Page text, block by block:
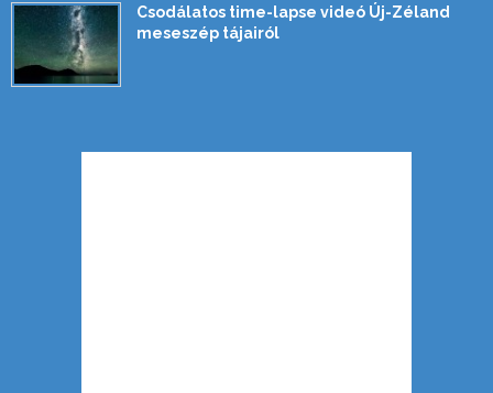
Csodálatos time-lapse videó Új-Zéland
meseszép tájairól